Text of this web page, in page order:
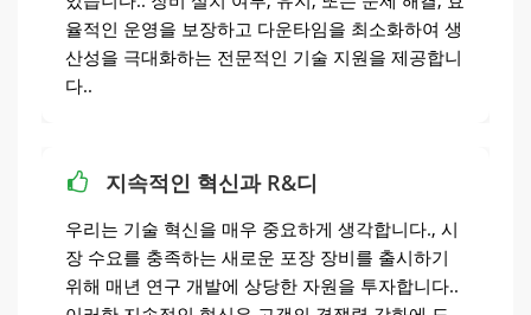
율적인 운영을 보장하고 다운타임을 최소화하여 생
산성을 극대화하는 전문적인 기술 지원을 제공합니
다..
지속적인 혁신과 R&디
우리는 기술 혁신을 매우 중요하게 생각합니다., 시
장 수요를 충족하는 새로운 포장 장비를 출시하기
위해 매년 연구 개발에 상당한 자원을 투자합니다..